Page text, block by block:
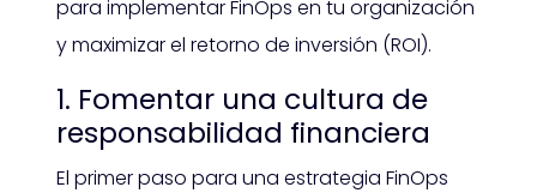
para implementar FinOps en tu organización
y maximizar el retorno de inversión (ROI).
1. Fomentar una cultura de
responsabilidad financiera
El primer paso para una estrategia FinOps